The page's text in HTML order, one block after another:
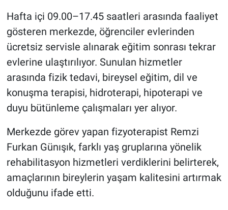
Hafta içi 09.00–17.45 saatleri arasında faaliyet
gösteren merkezde, öğrenciler evlerinden
ücretsiz servisle alınarak eğitim sonrası tekrar
evlerine ulaştırılıyor. Sunulan hizmetler
arasında fizik tedavi, bireysel eğitim, dil ve
konuşma terapisi, hidroterapi, hipoterapi ve
duyu bütünleme çalışmaları yer alıyor.
Merkezde görev yapan fizyoterapist Remzi
Furkan Günışık, farklı yaş gruplarına yönelik
rehabilitasyon hizmetleri verdiklerini belirterek,
amaçlarının bireylerin yaşam kalitesini artırmak
olduğunu ifade etti.